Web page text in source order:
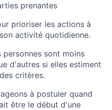
prenantes
prioriser les actions à
activité quotidienne.
personnes sont moins
d'autres si elles estiment
critères.
à postuler quand
être le début d'une